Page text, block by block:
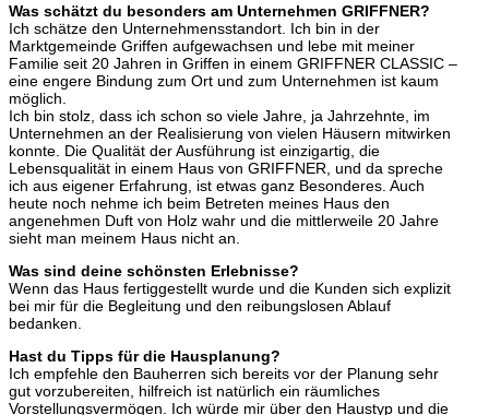
Was schätzt du besonders am Unternehmen GRIFFNER?
Ich schätze den Unternehmensstandort. Ich bin in der
Marktgemeinde Griffen aufgewachsen und lebe mit meiner
Familie seit 20 Jahren in Griffen in einem GRIFFNER CLASSIC –
eine engere Bindung zum Ort und zum Unternehmen ist kaum
möglich.
Ich bin stolz, dass ich schon so viele Jahre, ja Jahrzehnte, im
Unternehmen an der Realisierung von vielen Häusern mitwirken
konnte. Die Qualität der Ausführung ist einzigartig, die
Lebensqualität in einem Haus von GRIFFNER, und da spreche
ich aus eigener Erfahrung, ist etwas ganz Besonderes. Auch
heute noch nehme ich beim Betreten meines Haus den
angenehmen Duft von Holz wahr und die mittlerweile 20 Jahre
sieht man meinem Haus nicht an.
Was sind deine schönsten Erlebnisse?
Wenn das Haus fertiggestellt wurde und die Kunden sich explizit
bei mir für die Begleitung und den reibungslosen Ablauf
bedanken.
Hast du Tipps für die Hausplanung?
Ich empfehle den Bauherren sich bereits vor der Planung sehr
gut vorzubereiten, hilfreich ist natürlich ein räumliches
Vorstellungsvermögen. Ich würde mir über den Haustyp und die